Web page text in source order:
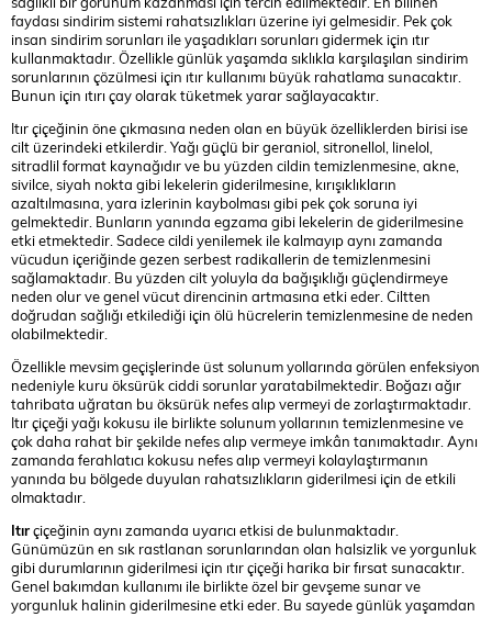
faydası sindirim sistemi rahatsızlıkları üzerine iyi gelmesidir. Pek çok
insan sindirim sorunları ile yaşadıkları sorunları gidermek için ıtır
kullanmaktadır. Özellikle günlük yaşamda sıklıkla karşılaşılan sindirim
sorunlarının çözülmesi için ıtır kullanımı büyük rahatlama sunacaktır.
Bunun için ıtırı çay olarak tüketmek yarar sağlayacaktır.
Itır çiçeğinin öne çıkmasına neden olan en büyük özelliklerden birisi ise
cilt üzerindeki etkilerdir. Yağı güçlü bir geraniol, sitronellol, linelol,
sitradlil format kaynağıdır ve bu yüzden cildin temizlenmesine, akne,
sivilce, siyah nokta gibi lekelerin giderilmesine, kırışıklıkların
azaltılmasına, yara izlerinin kaybolması gibi pek çok soruna iyi
gelmektedir. Bunların yanında egzama gibi lekelerin de giderilmesine
etki etmektedir. Sadece cildi yenilemek ile kalmayıp aynı zamanda
vücudun içeriğinde gezen serbest radikallerin de temizlenmesini
sağlamaktadır. Bu yüzden cilt yoluyla da bağışıklığı güçlendirmeye
neden olur ve genel vücut direncinin artmasına etki eder. Ciltten
doğrudan sağlığı etkilediği için ölü hücrelerin temizlenmesine de neden
olabilmektedir.
Özellikle mevsim geçişlerinde üst solunum yollarında görülen enfeksiyon
nedeniyle kuru öksürük ciddi sorunlar yaratabilmektedir. Boğazı ağır
tahribata uğratan bu öksürük nefes alıp vermeyi de zorlaştırmaktadır.
Itır çiçeği yağı kokusu ile birlikte solunum yollarının temizlenmesine ve
çok daha rahat bir şekilde nefes alıp vermeye imkân tanımaktadır. Aynı
zamanda ferahlatıcı kokusu nefes alıp vermeyi kolaylaştırmanın
yanında bu bölgede duyulan rahatsızlıkların giderilmesi için de etkili
olmaktadır.
Itırçiçeğinin aynı zamanda uyarıcı etkisi de bulunmaktadır.
Günümüzün en sık rastlanan sorunlarından olan halsizlik ve yorgunluk
gibi durumlarının giderilmesi için ıtır çiçeği harika bir fırsat sunacaktır.
Genel bakımdan kullanımı ile birlikte özel bir gevşeme sunar ve
yorgunluk halinin giderilmesine etki eder. Bu sayede günlük yaşamdan